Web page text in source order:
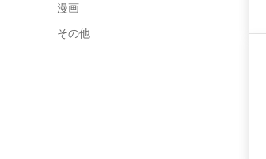
漫画
その他